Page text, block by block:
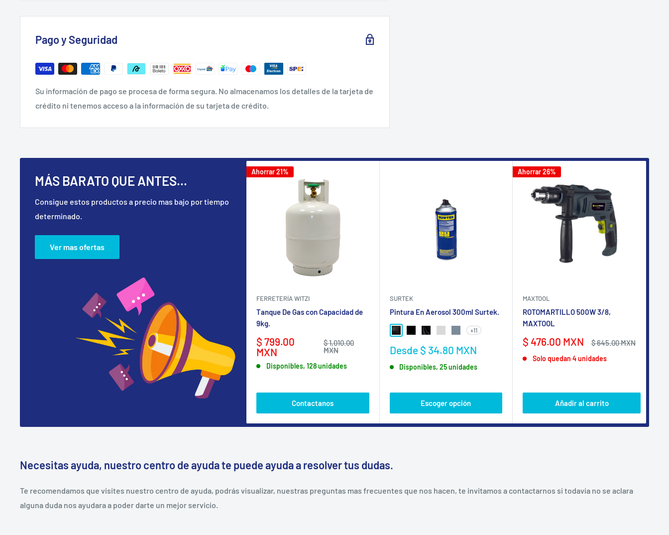
Pago y Seguridad
Su información de pago se procesa de forma segura. No almacenamos los detalles de la tarjeta de
crédito ni tenemos acceso a la información de su tarjeta de crédito.
MÁS BARATO QUE ANTES...
Consigue estos productos a precio mas bajo por tiempo
determinado.
Ver mas ofertas
Ahorrar 21%
FERRETERÍA WITZI
Tanque De Gas con Capacidad de
9kg.
Precio
de
venta
$ 799.00
MXN
Precio
habitual
$ 1,010.00
MXN
Disponibles, 128 unidades
Contactanos
SURTEK
Pintura En Aerosol 300ml Surtek.
NEGRO BRILLANTE
NEGRO MATE
NEGRO SATINADO
GRIS CLARO
GRIS MAQUINARIA
+11
Precio
venta
Desde $ 34.80 MXN
Disponibles, 25 unidades
Escoger opción
Ahorrar 26%
MAXTOOL
ROTOMARTILLO 500W 3/8,
MAXTOOL
Precio
venta
$ 476.00 MXN
Precio
$ 645.00 MXN
Solo quedan 4 unidades
Añadir al carrito
Necesitas ayuda, nuestro centro de ayuda te puede ayuda a resolver tus dudas.
Te recomendamos que visites nuestro centro de ayuda, podrás visualizar, nuestras preguntas mas frecuentes que nos hacen, te invitamos a contactarnos si todavía no se aclara
alguna duda nos ayudara a poder darte un mejor servicio.